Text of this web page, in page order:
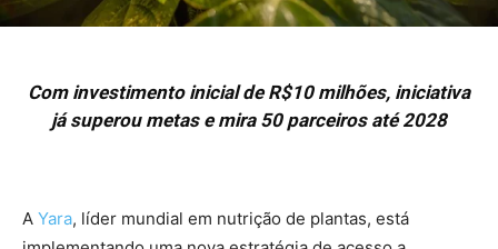
Com investimento inicial de R$10 milhões, iniciativa
já superou metas e mira 50 parceiros até 2028
A Yara, líder mundial em nutrição de plantas, está